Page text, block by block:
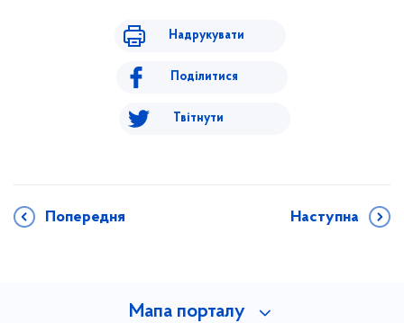
Надрукувати
Поділитися
Твітнути
Попередня Наступна
Мапа порталу